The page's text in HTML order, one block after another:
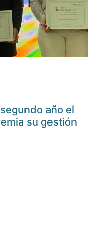
año el
su gestión